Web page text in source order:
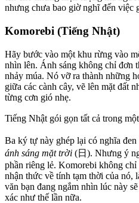
nhưng chưa bao giờ nghĩ đến việc
Komorebi (Tiếng Nhật)
Hãy bước vào một khu rừng vào
nhìn lên. Ánh sáng không chỉ đơn
nhảy múa. Nó vỡ ra thành những
giữa các cành cây, vẽ lên mặt đất
từng cơn gió nhẹ.
Tiếng Nhật gói gọn tất cả trong
Ba ký tự này ghép lại có nghĩa đen
ánh sáng mặt trời (日). Nhưng ý
phần riêng lẻ. Komorebi không
nhận thức về tính tạm thời của nó,
văn bạn đang ngắm nhìn lúc này
xác như thế lần nữa.